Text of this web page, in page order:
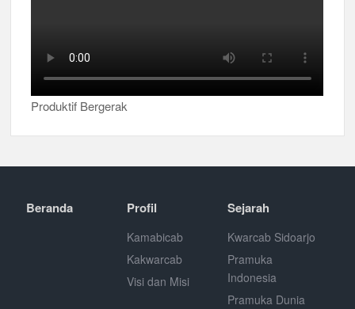
Produktif Bergerak
Beranda Profil
Kamabicab
Kakwarcab
Visi dan Misi
Sejarah
Kwarcab Sidoarjo
Pramuka
Indonesia
Pramuka Dunia